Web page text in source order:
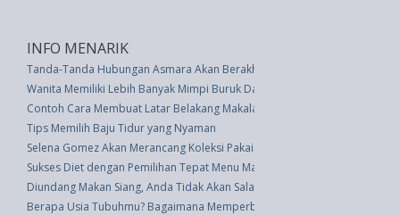
INFO MENARIK
Tanda-Tanda Hubungan Asmara Akan Berakhir, Kenali Sejak Dini
Wanita Memiliki Lebih Banyak Mimpi Buruk Daripada Pria � Inilah
Contoh Cara Membuat Latar Belakang Makalah
Tips Memilih Baju Tidur yang Nyaman
Selena Gomez Akan Merancang Koleksi Pakaian Pertama untuk Coach
Sukses Diet dengan Pemilihan Tepat Menu Makan Siang
Diundang Makan Siang, Anda Tidak Akan Salah Tampil dengan Busana Ini
Berapa Usia Tubuhmu? Bagaimana Memperbaikinya�